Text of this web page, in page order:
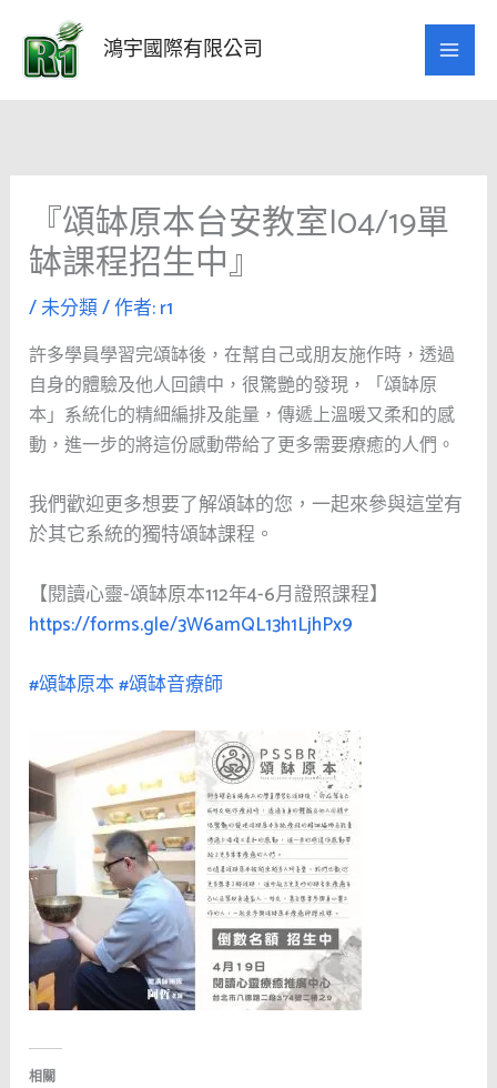
要
鴻宇國際有限公司
『頌缽原本台安教室|04/19單
缽課程招生中』
/未分類/ 作者:r1
許多學員學習完頌缽後，在幫自己或朋友施作時，透過
自身的體驗及他人回饋中，很驚艷的發現，「頌缽原
本」系統化的精細編排及能量，傳遞上溫暖又柔和的感
動，進一步的將這份感動帶給了更多需要療癒的人們。
我們歡迎更多想要了解頌缽的您，一起來參與這堂有
於其它系統的獨特頌缽課程。
【閱讀心靈-頌缽原本112年4-6月證照課程】
https://forms.gle/3W6amQL13h1LjhPx9
#頌缽原本#頌缽音療師
相關